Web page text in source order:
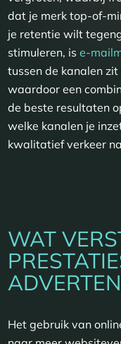
dat je merk top-of-
je retentie wilt
stimuleren, ise-
tussen de kanalen
waardoor een
de beste resultaten
welke kanalen je
kwalitatief verkeer
WAT
Het gebruik van